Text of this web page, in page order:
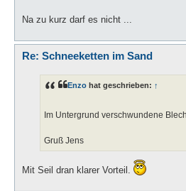
Na zu kurz darf es nicht ...
Re: Schneeketten im Sand
Enzo hat geschrieben: ↑
Im Untergrund verschwundene
Gruß Jens
Mit Seil dran klarer Vorteil.